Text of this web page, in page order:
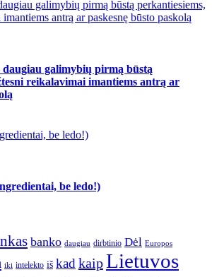
galimybių pirmą būstą perkantiesiems,
antrą ar paskesnę būsto paskolą
galimybių pirmą būstą
reikalavimai imantiems antrą ar
be ledo!)
be ledo!)
banko daugiau dirbtinio Dėl Europos
iki intelekto iš kad kaipLietuvos